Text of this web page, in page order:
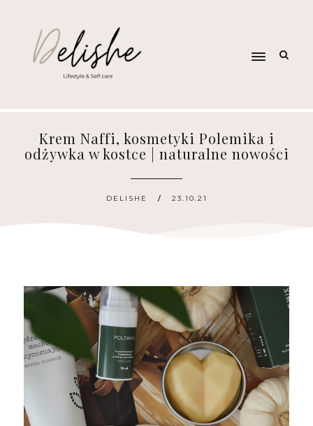
Krem Naffi, kosmetyki Polemika i
odżywka w kostce | naturalne nowości
DELISHE 23.10.21